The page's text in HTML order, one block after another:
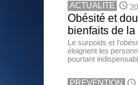
ACTUALITE
Obésité et
bienfaits de
Le surpoids et
éloignent les
pourtant
PREVENTION